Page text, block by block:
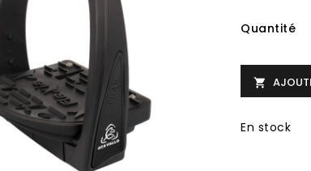
Quantité

En stock